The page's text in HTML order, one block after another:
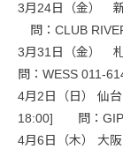
3月24日（金）
問：CLUB
3月31日（金）
問：WESS 011-
4月2日（日） 仙
18:00] 問：
4月6日（木） 大